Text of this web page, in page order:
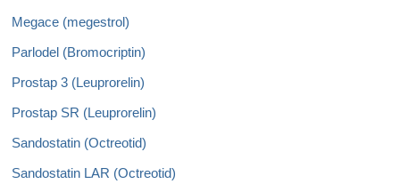
Megace (megestrol)
Parlodel (Bromocriptin)
Prostap 3 (Leuprorelin)
Prostap SR (Leuprorelin)
Sandostatin (Octreotid)
Sandostatin LAR (Octreotid)